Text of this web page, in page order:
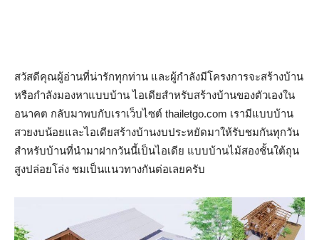
สวัสดีคุณผู้อ่านที่น่ารักทุกท่าน และผู้กำลังมีโครงการจะสร้างบ้าน
หรือกำลังมองหาแบบบ้าน ไอเดียสำหรับสร้างบ้านของตัวเองใน
อนาคต กลับมาพบกับเราเว็บไซต์ thailetgo.com เรามีแบบบ้าน
สวยงบน้อยและไอเดียสร้างบ้านงบประหยัดมาให้รับชมกันทุกวัน
สำหรับบ้านที่นำมาฝากวันนี้เป็นไอเดีย แบบบ้านไม้สองชั้นใต้ถุน
สูงปล่อยโล่ง ชมเป็นแนวทางกันต่อเลยครับ